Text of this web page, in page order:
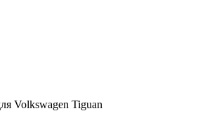
Volkswagen Tiguan